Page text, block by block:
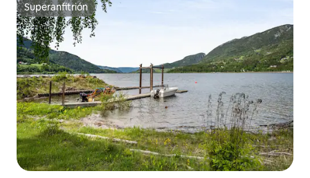
Superanfitrión
Superanfitrión